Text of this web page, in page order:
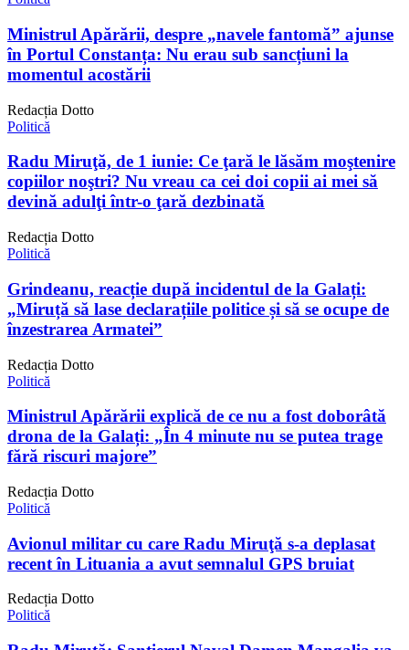
Ministrul Apărării, despre „navele fantomă” ajunse
în Portul Constanța: Nu erau sub sancțiuni la
momentul acostării
Redacția Dotto
Politică
Radu Miruţă, de 1 iunie: Ce ţară le lăsăm moştenire
copiilor noştri? Nu vreau ca cei doi copii ai mei să
devină adulţi într-o ţară dezbinată
Redacția Dotto
Politică
Grindeanu, reacție după incidentul de la Galați:
„Miruță să lase declarațiile politice și să se ocupe de
înzestrarea Armatei”
Redacția Dotto
Politică
Ministrul Apărării explică de ce nu a fost doborâtă
drona de la Galați: „În 4 minute nu se putea trage
fără riscuri majore”
Redacția Dotto
Politică
Avionul militar cu care Radu Miruţă s-a deplasat
recent în Lituania a avut semnalul GPS bruiat
Redacția Dotto
Politică